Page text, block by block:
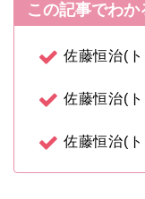
この記事でわか
佐藤恒治(
佐藤恒治(
佐藤恒治(